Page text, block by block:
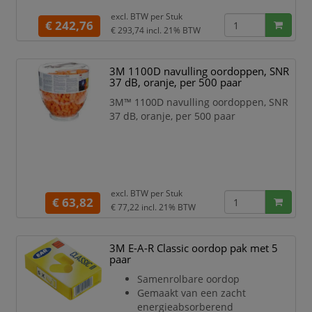
€ 242,76
excl. BTW per Stuk
€ 293,74 incl. 21% BTW
3M 1100D navulling oordoppen, SNR
37 dB, oranje, per 500 paar
3M™ 1100D navulling oordoppen, SNR
37 dB, oranje, per 500 paar
€ 63,82
excl. BTW per Stuk
€ 77,22 incl. 21% BTW
3M E-A-R Classic oordop pak met 5
paar
Samenrolbare oordop
Gemaakt van een zacht
energieabsorberend